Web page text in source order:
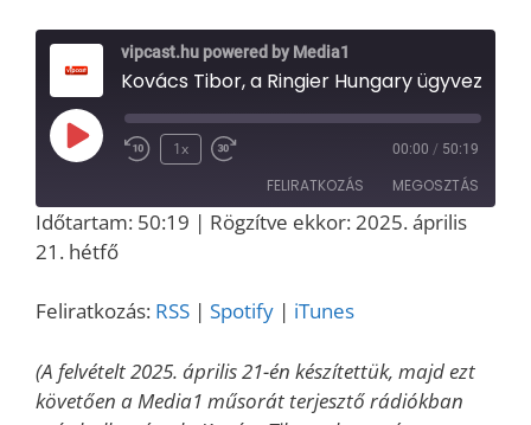
vipcast.hu powered by Media1
Play
1x 00:00 / 50:19
FELIRATKOZÁS MEGOSZTÁS
RSS
MEGOSZT
ÁS
LINK
Időtartam: 50:19 | Rögzítve ekkor: 2025. április
21. hétfő
Feliratkozás: RSS | Spotify | iTunes
(A felvételt 2025. április 21-én készítettük, majd ezt
követően a Media1 műsorát terjesztő rádiókban